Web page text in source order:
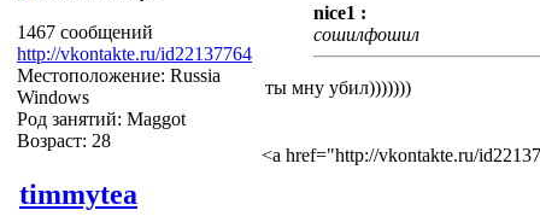
1467 сообщений
http://vkontakte.ru/id22137764
Местоположение: Russia
Windows
Род занятий: Maggot
Возраст: 28
nice1 :
сошилфошил
ты мну убил)))))))
<a href="http://vkontakte.ru/
timmytea